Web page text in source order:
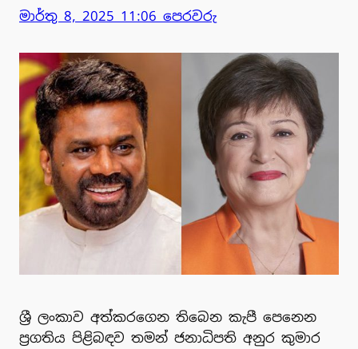
මාර්තු 8, 2025 11:06 පෙරවරු
ශ්‍රී ලංකාව අත්කරගෙන තිබෙන කැපී පෙනෙන
ප්‍රගතිය පිළිබඳව තමන් ජනාධිපති අනුර කුමාර